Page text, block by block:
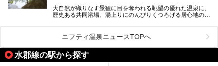
大自然が織りなす景観に目を奪われる眺望の優れた温泉に、
歴史ある共同浴場、湯上りにのんびりくつろげる居心地のい
スーパー銭湯など、多種多様な温浴施設が割拠する福島県。
今回は、そんな福島県にある温浴施設のなかから、筆者が
「一度訪ねてみたい」と気になっている魅力的な施設を5件
ピックアップして紹介します。
※2021/07/21時点の情報です。
ニフティ温泉ニュースTOPへ
水郡線の駅から探す